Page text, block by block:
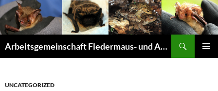
Arbeitsgemeinschaft Fledermaus- und Amphibienschutz Seligenstadt und Mainhausen
UNCATEGORIZED